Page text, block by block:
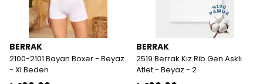
BERRAK
2100-2101 Bayan Boxer - Beyaz
- Xl Beden
BERRAK
2519 Berrak Kız.Rib.Gen.Asklı
Atlet - Beyaz - 2